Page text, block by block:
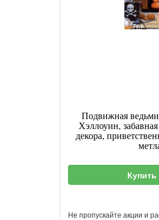
Подвижная
Хэллоуин,
декора,
Купить
Не пропускайте акции и